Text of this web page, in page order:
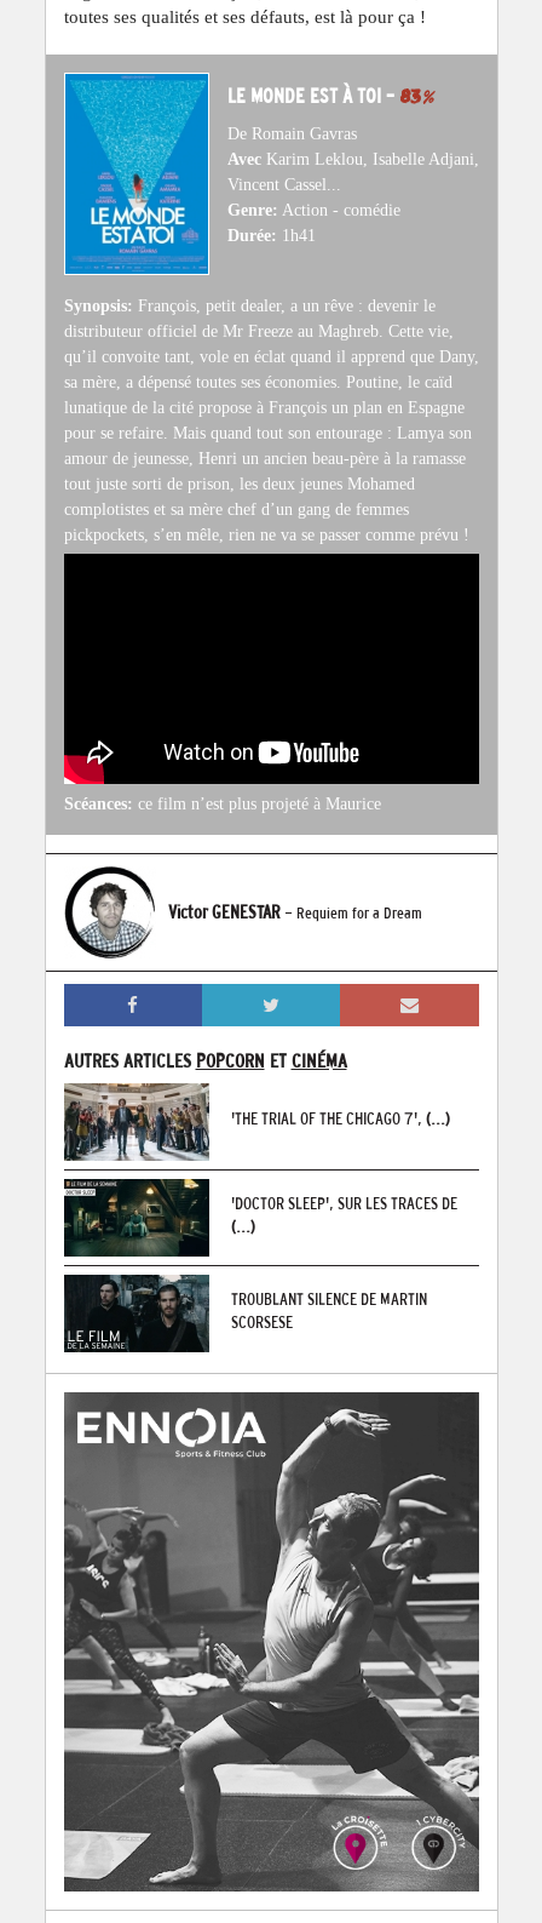
toutes ses qualités et ses défauts, est là pour ça !
LE MONDE EST À TOI – 83%
De Romain Gavras
AvecKarim Leklou, Isabelle Adjani,
Vincent Cassel...
Genre: Action - comédie
Durée: 1h41
Synopsis: François, petit dealer, a un rêve : devenir le
distributeur officiel de Mr Freeze au Maghreb. Cette vie,
qu’il convoite tant, vole en éclat quand il apprend que Dany,
sa mère, a dépensé toutes ses économies. Poutine, le caïd
lunatique de la cité propose à François un plan en Espagne
pour se refaire. Mais quand tout son entourage : Lamya son
amour de jeunesse, Henri un ancien beau-père à la ramasse
tout juste sorti de prison, les deux jeunes Mohamed
complotistes et sa mère chef d’un gang de femmes
pickpockets, s’en mêle, rien ne va se passer comme prévu !
Scéances: ce film n’est plus projeté à Maurice
Victor GENESTAR - Requiem for a Dream
AUTRES ARTICLES POPCORN ET CINÉMA
'THE TRIAL OF THE CHICAGO 7', (...)
'DOCTOR SLEEP', SUR LES TRACES DE
(...)
TROUBLANT SILENCE DE MARTIN
SCORSESE